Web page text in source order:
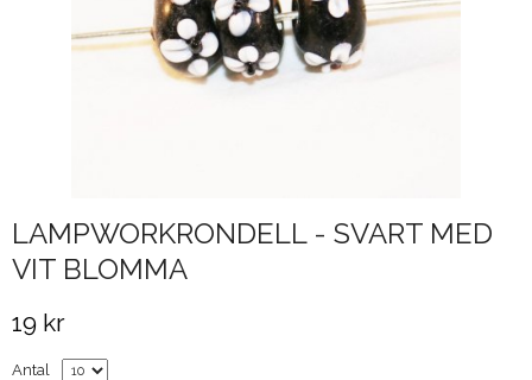
LAMPWORKRONDELL - SVART MED
VIT BLOMMA
19 kr
Antal